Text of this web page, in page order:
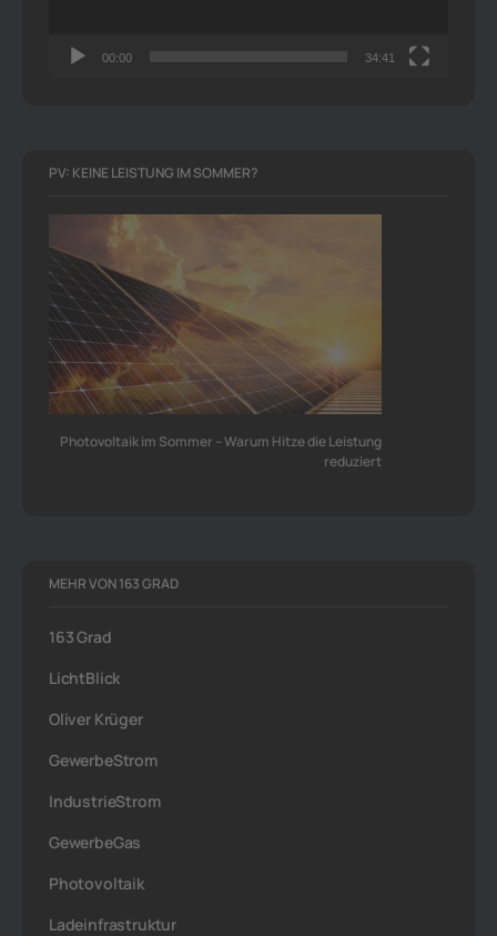
00:00 34:41
PV: KEINE LEISTUNG IM SOMMER?
Photovoltaik im Sommer – Warum Hitze die Leistung
reduziert
MEHR VON 163 GRAD
163 Grad
LichtBlick
Oliver Krüger
GewerbeStrom
IndustrieStrom
GewerbeGas
Photovoltaik
Ladeinfrastruktur